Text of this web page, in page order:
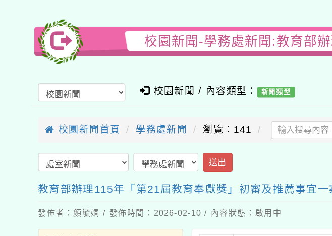
校園新聞-學務處新聞:教育部
校園新聞 / 內容類型： 新聞類型
校園新聞首頁 學務處新聞 瀏覽：141
送出
教育部辦理115年「第21屆教育奉獻獎」初審及推薦事宜一
發佈者：顏毓嫻 / 發佈時間：2026-02-10 / 內容狀態：啟用中